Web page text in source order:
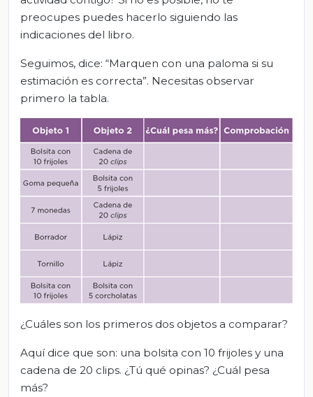
preocupes puedes hacerlo siguiendo las
indicaciones del libro.
Seguimos, dice: “Marquen con una paloma si su
estimación es correcta”. Necesitas observar
primero la tabla.
¿Cuáles son los primeros dos objetos a comparar?
Aquí dice que son: una bolsita con 10 frijoles y una
cadena de 20 clips. ¿Tú qué opinas? ¿Cuál pesa
más?